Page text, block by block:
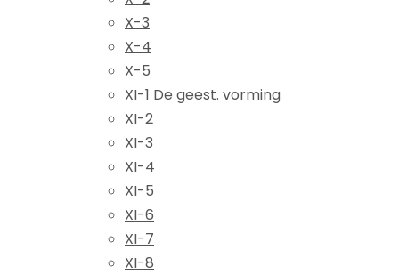
X-3
X-4
X-5
XI-1 De geest. vorming
XI-2
XI-3
XI-4
XI-5
XI-6
XI-7
XI-8